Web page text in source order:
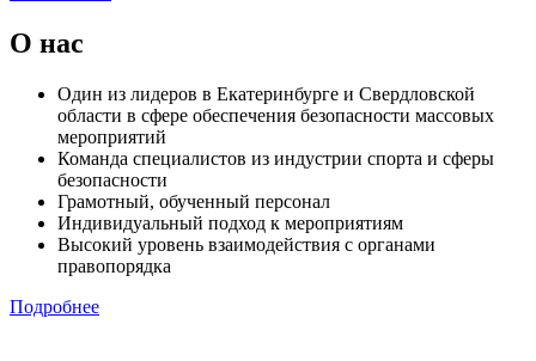
О нас
Один из лидеров в Екатеринбурге и Свердловской
области в сфере обеспечения безопасности массовых
мероприятий
Команда специалистов из индустрии спорта и сферы
безопасности
Грамотный, обученный персонал
Индивидуальный подход к мероприятиям
Высокий уровень взаимодействия с органами
правопорядка
Подробнее